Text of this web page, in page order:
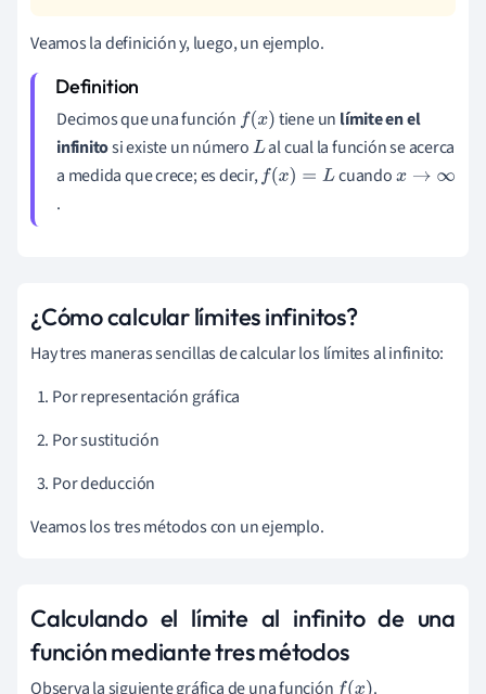
Veamos la definición y, luego, un ejemplo.
Decimos que una función f(x) tiene un límite en el
infinitosi existe un númeroLal cual la función se acerca
a medida que crece; es decir,f(x)=L cuandox
.
¿Cómo calcular límites infinitos?
Hay tres maneras sencillas de calcular los límites al infinito:
Por representación gráfica
Por sustitución
Por deducción
Veamos los tres métodos con un ejemplo.
Calculando el límite al infinito de una
función mediante tres métodos
Observa la siguiente gráfica de una función
.